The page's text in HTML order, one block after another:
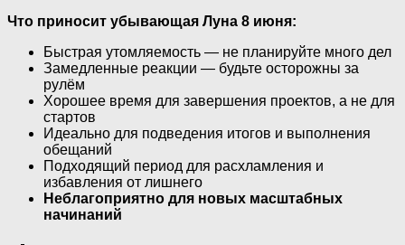
Что приносит убывающая Луна 8 июня:
Быстрая утомляемость — не планируйте много дел
Замедленные реакции — будьте осторожны за
рулём
Хорошее время для завершения проектов, а не для
стартов
Идеально для подведения итогов и выполнения
обещаний
Подходящий период для расхламления и
избавления от лишнего
Неблагоприятно для новых масштабных
начинаний